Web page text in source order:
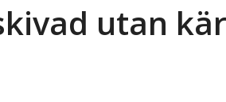
utan